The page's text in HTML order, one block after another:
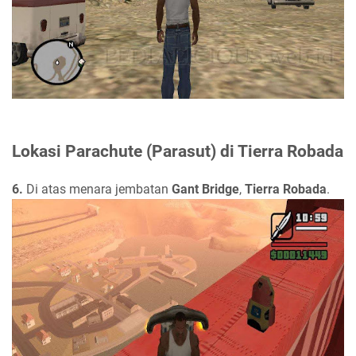
Lokasi Parachute (Parasut) di Tierra Robada
6. Di atas menara jembatan Gant Bridge, Tierra Robada.